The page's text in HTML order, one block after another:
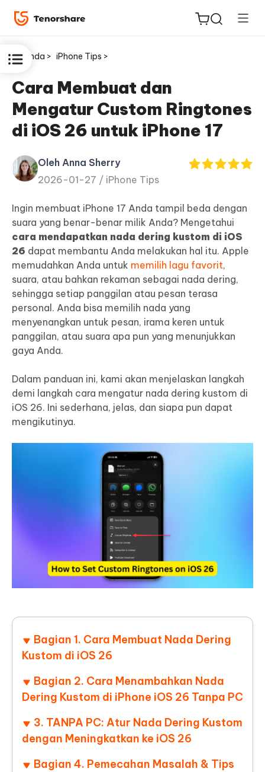
ReiBoot
untuk
iOS
Tenorshare
iAnyGo
Beranda > iPhone Tips >
Cara Membuat dan
Mengatur Custom Ringtones
di iOS 26 untuk iPhone 17
Oleh Anna Sherry
2026-01-27 / iPhone Tips
Ingin membuat iPhone 17 Anda tampil beda dengan
suara yang benar-benar milik Anda? Mengetahui
cara mendapatkan nada dering kustom di iOS
26 dapat membantu Anda melakukan hal itu. Apple
memudahkan Anda untuk memilih lagu favorit,
suara, atau bahkan rekaman sebagai nada dering,
sehingga setiap panggilan atau pesan terasa
personal. Anda bisa memilih nada yang
menyenangkan untuk pesan, irama keren untuk
panggilan, atau suara apa pun yang menunjukkan
gaya Anda.
Dalam panduan ini, kami akan menjelaskan langkah
demi langkah cara mengatur nada dering kustom di
iOS 26. Ini sederhana, jelas, dan siapa pun dapat
mengikutinya.
Bagian 1. Cara Membuat Nada Dering
Kustom di iOS 26
Bagian 2. Cara Menambahkan Nada
Dering Kustom di iPhone iOS 26 Tanpa PC
3. TANPA PC: Atur Nada Dering Kustom
dengan Meningkatkan ke iOS 26
Bagian 4. Pemecahan Masalah & Tips